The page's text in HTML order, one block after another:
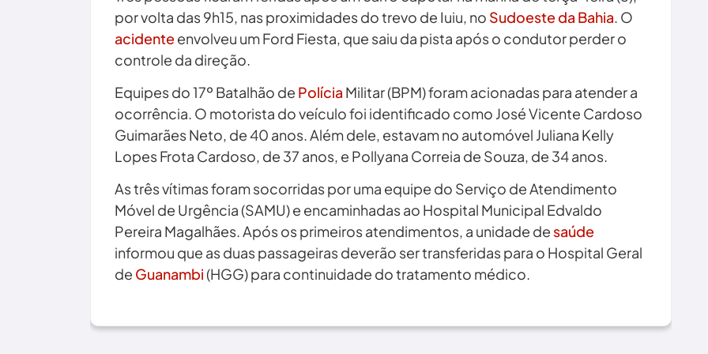
por volta das 9h15, nas proximidades do trevo de Iuiu, no Sudoeste da Bahia. O
acidenteenvolveu um Ford Fiesta, que saiu da pista após o condutor perder o
controle da direção.
Equipes do 17º Batalhão de Polícia Militar (BPM) foram acionadas para atender a
ocorrência. O motorista do veículo foi identificado como José Vicente Cardoso
Guimarães Neto, de 40 anos. Além dele, estavam no automóvel Juliana Kelly
Lopes Frota Cardoso, de 37 anos, e Pollyana Correia de Souza, de 34 anos.
As três vítimas foram socorridas por uma equipe do Serviço de Atendimento
Móvel de Urgência (SAMU) e encaminhadas ao Hospital Municipal Edvaldo
Pereira Magalhães. Após os primeiros atendimentos, a unidade desaúde
informou que as duas passageiras deverão ser transferidas para o Hospital Geral
de Guanambi(HGG) para continuidade do tratamento médico.